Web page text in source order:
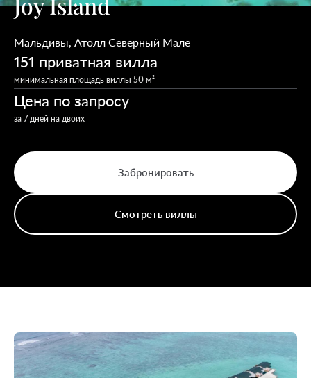
Мальдивы, Атолл Северный Мале
151 приватная вилла
минимальная площадь виллы 50 м²
Цена по запросу
за 7 дней на двоих
Смотреть виллы
Забронировать